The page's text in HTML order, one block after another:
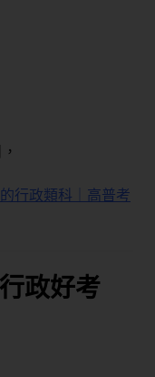
行政類科｜高普考
政好考